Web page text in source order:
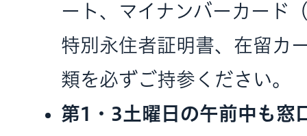
ート、マイナンバーカード
特別永住者証明書、在留カ
類を必ずご持参ください。
第1・3土曜日の午前中も窓